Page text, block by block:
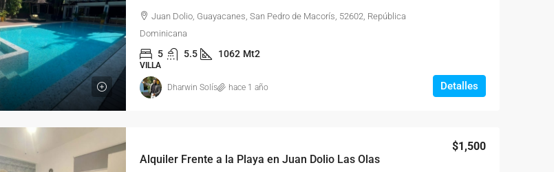
Juan Dolio, Guayacanes, San Pedro de Macorís, 52602, República
Dominicana
5 5.5 1062 Mt2
VILLA
Detalles
Dharwin Solís hace 1 año
Alquiler Frente a la Playa en Juan Dolio Las Olas
$1,500